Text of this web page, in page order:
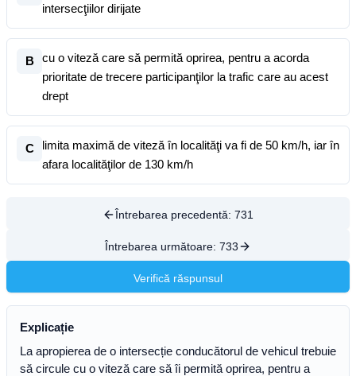
intersecţiilor dirijate
B
cu o viteză care să permită oprirea, pentru a acorda
prioritate de trecere participanţilor la trafic care au acest
drept
C
limita maximă de viteză în localităţi va fi de 50 km/h, iar în
afara localităţilor de 130 km/h
Întrebarea precedentă: 731
Întrebarea următoare: 733
Verifică răspunsul
Explicație
La apropierea de o intersecție conducătorul de vehicul trebuie
să circule cu o viteză care să îi permită oprirea, pentru a